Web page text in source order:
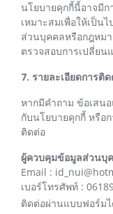
นโยบายคุกกี้นี้อาจมีก
เหมาะสมเพื่อให้เป็น
ส่วนบุคคลหรือกฎหม
ตรวจสอบการเปลี่ย
7. รายละเอียดการติ
หากมีคำถาม ข้อเสนอ
กับนโยบายคุกกี้ หรือ
ติดต่อ
ผู้ควบคุมข้อมูลส่วนบุ
Email :
เบอร์โทรศัพท์ :
ติดต่อผ่านแบบฟอร์ม